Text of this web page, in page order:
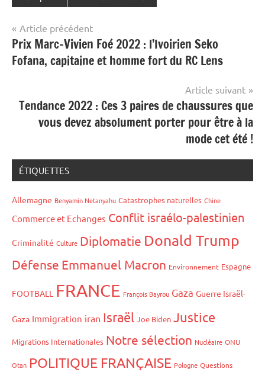
Navigation
de
l’article
Article précédent
Prix Marc-Vivien Foé 2022 : l’Ivoirien Seko
Fofana, capitaine et homme fort du RC Lens
Article suivant
Tendance 2022 : Ces 3 paires de chaussures que
vous devez absolument porter pour être à la
mode cet été !
ÉTIQUETTES
Allemagne Benyamin Netanyahu Catastrophes naturelles Chine
Commerce et Echanges Conflit israélo-palestinien
Criminalité Culture Diplomatie Donald Trump
Défense Emmanuel Macron Environnement Espagne
FOOTBALL FRANCE François Bayrou Gaza Guerre Israël-
Gaza Immigration iran Israël Joe Biden Justice
Migrations Internationales Notre sélection Nucléaire ONU
Otan POLITIQUE FRANÇAISE Pologne Questions